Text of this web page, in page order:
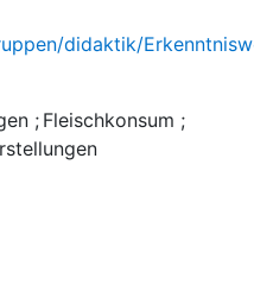
didaktik/
; Fleischkonsum ;